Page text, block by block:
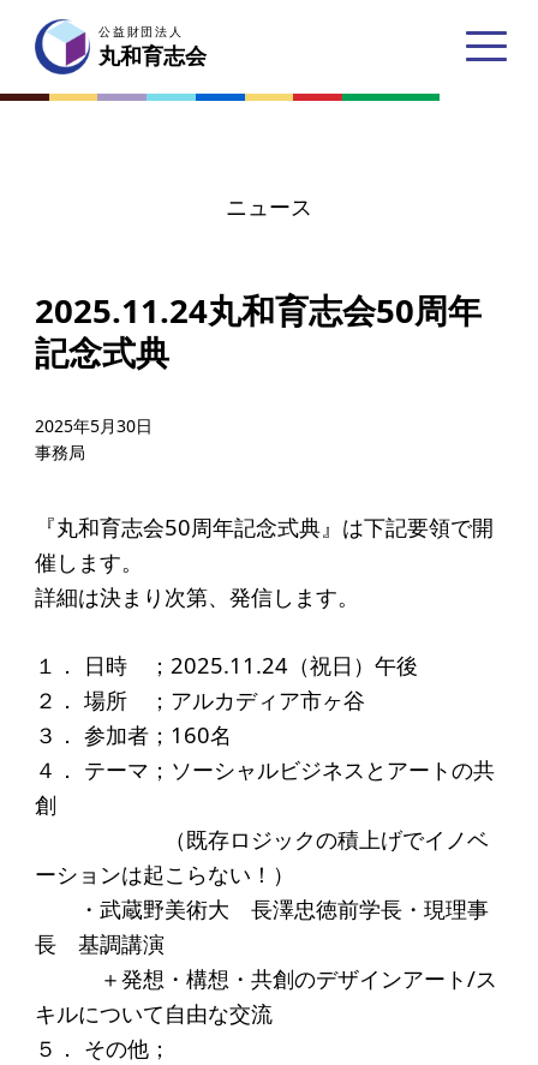
公益財団法人
丸和育志会
丸和育志会とは
理事長あいさつ
丸和育志会の目指す未来
学生のみなさんへ
起業を考えている
みなさんへ
財団概要
理念
組織
事業内容
年間スケジュール
個人情報保護方針
公益財団法人
丸和育志会
ニュース
2025.11.24丸和育志会50周年
記念式典
2025年5月30日
事務局
『丸和育志会50周年記念式典』は下記要領で開
催します。
詳細は決まり次第、発信します。
１． 日時 ；2025.11.24（祝日）午後
２． 場所 ；アルカディア市ヶ谷
３． 参加者；160名
４． テーマ；ソーシャルビジネスとアートの共
創
（既存ロジックの積上げでイノベ
ーションは起こらない！）
・武蔵野美術大 長澤忠徳前学長・現理事
長 基調講演
＋発想・構想・共創のデザインアート/ス
キルについて自由な交流
５． その他；